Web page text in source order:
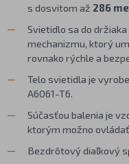
s dosvitom až 286
Svietidlo sa do
mechanizmu, ktorý
rovnako rýchle a
Telo svietidla je
A6061-T6.
Súčasťou balenia je
ktorým možno
Bezdrôtový diaľkový